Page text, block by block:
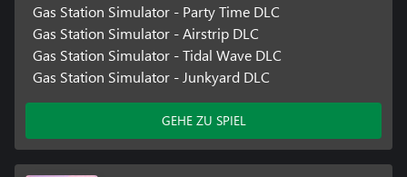
Gas Station Simulator - Party Time DLC
Gas Station Simulator - Airstrip DLC
Gas Station Simulator - Tidal Wave DLC
Gas Station Simulator - Junkyard DLC
GEHE ZU SPIEL